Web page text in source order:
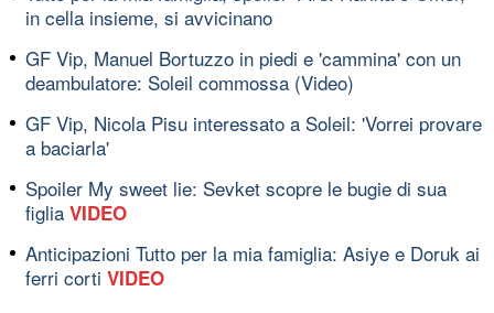
in cella insieme, si avvicinano
GF Vip, Manuel Bortuzzo in piedi e 'cammina' con un
deambulatore: Soleil commossa (Video)
GF Vip, Nicola Pisu interessato a Soleil: 'Vorrei provare
a baciarla'
Spoiler My sweet lie: Sevket scopre le bugie di sua
figlia VIDEO
Anticipazioni Tutto per la mia famiglia: Asiye e Doruk ai
ferri corti VIDEO